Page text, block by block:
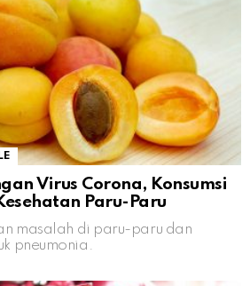
Virus Corona, Konsumsi
Paru-Paru
masalah di paru-paru dan
pneumonia.